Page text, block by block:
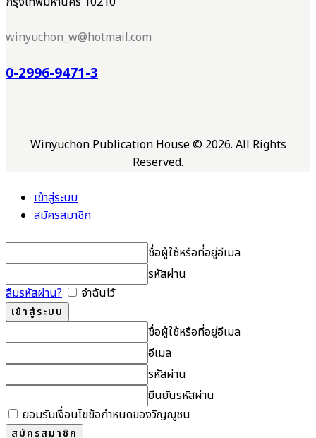
winyuchon_w@hotmail.com
0-2996-9471-3
Winyuchon Publication House © 2026. All Rights
Reserved.
เข้าสู่ระบบ
สมัครสมาชิก
ชื่อผู้ใช้หรือที่อยู่อีเมล
รหัสผ่าน
ลืมรหัสผ่าน?
จำฉันไว้
ชื่อผู้ใช้หรือที่อยู่อีเมล
อีเมล
รหัสผ่าน
ยืนยันรหัสผ่าน
ยอมรับเงื่อนไขข้อกำหนดของวิญญูชน